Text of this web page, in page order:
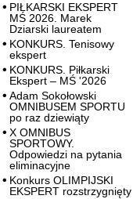
PIŁKARSKI EKSPERT
MŚ 2026. Marek
Dziarski laureatem
KONKURS. Tenisowy
ekspert
KONKURS. Piłkarski
Ekspert – MŚ '2026
Adam Sokołowski
OMNIBUSEM SPORTU
po raz dziewiąty
X OMNIBUS
SPORTOWY.
Odpowiedzi na pytania
eliminacyjne
Konkurs OLIMPIJSKI
EKSPERT rozstrzygnięty